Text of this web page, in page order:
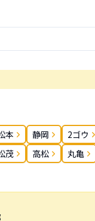
本 静岡 2ゴウ
茂 高松 丸亀